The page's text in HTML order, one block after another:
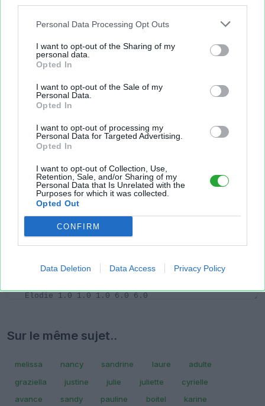
Personal Data Processing Opt Outs
I want to opt-out of the Sharing of my
personal data.
Opted In
I want to opt-out of the Sale of my
Personal Data.
Opted In
I want to opt-out of processing my
Personal Data for Targeted Advertising.
Opted In
I want to opt-out of Collection, Use,
Retention, Sale, and/or Sharing of my
Personal Data that Is Unrelated with the
Purposes for which it was collected.
Opted Out
CONFIRM
Data Deletion Data Access Privacy Policy
Sur le même sujet..
melissa nancy sandrine laure
adulte
graziella
justine julie juliette
cyrielle
avance
sandy pauline boitel karine